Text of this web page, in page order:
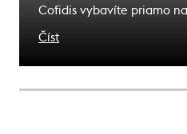
Cofidis vybavíte priamo
odídete s tým, čo ste si
ktoré čakáte sú bližšie, ako
Číst